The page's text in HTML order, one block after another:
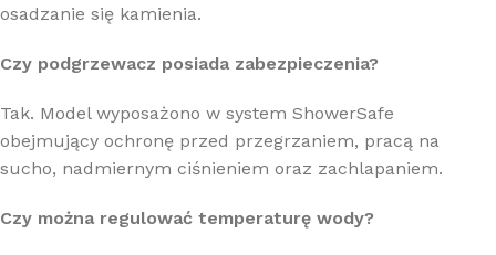
osadzanie się kamienia.
Czy podgrzewacz posiada zabezpieczenia?
Tak. Model wyposażono w system ShowerSafe
obejmujący ochronę przed przegrzaniem, pracą na
sucho, nadmiernym ciśnieniem oraz zachlapaniem.
Czy można regulować temperaturę wody?